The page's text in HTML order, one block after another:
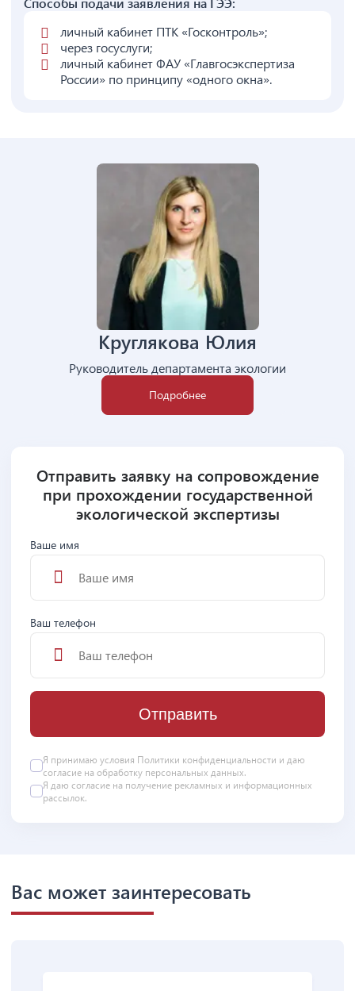
личный кабинет ПТК «Госконтроль»;
через госуслуги;
личный кабинет ФАУ «Главгосэкспертиза
России» по принципу «одного окна».
Круглякова Юлия
Руководитель департамента экологии
Подробнее
Отправить заявку на сопровождение
при прохождении государственной
экологической экспертизы
Ваше имя
Ваш телефон
Отправить
Я принимаю условия Политики конфиденциальности и даю
согласие на обработку персональных данных.
Я даю согласие на получение рекламных и информационных
рассылок.
Вас может заинтересовать